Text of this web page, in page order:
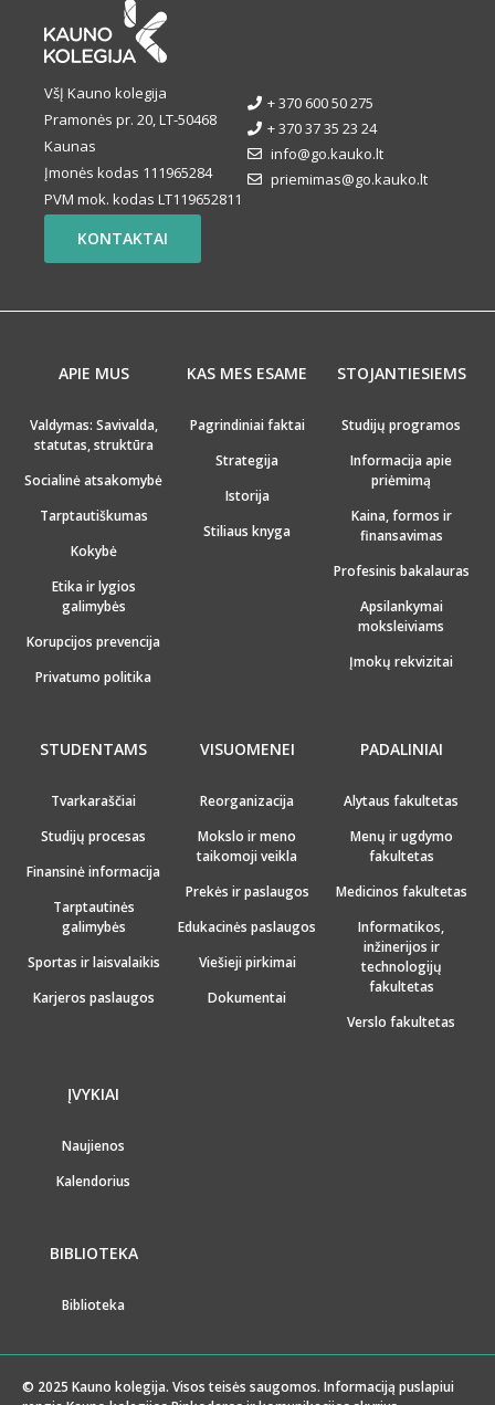
VšĮ Kauno kolegija
Pramonės pr. 20, LT-50468
Kaunas
Įmonės kodas 111965284
PVM mok. kodas LT119652811
+ 370 600 50 275
+ 370 37 35 23 24
info@go.kauko.lt
priemimas@go.kauko.lt
KONTAKTAI
APIE MUS
Valdymas: Savivalda,
statutas, struktūra
Socialinė atsakomybė
Tarptautiškumas
Kokybė
Etika ir lygios
galimybės
Korupcijos prevencija
Privatumo politika
KAS MES ESAME
Pagrindiniai faktai
Strategija
Istorija
Stiliaus knyga
STOJANTIESIEMS
Studijų programos
Informacija apie
priėmimą
Kaina, formos ir
finansavimas
Profesinis bakalauras
Apsilankymai
moksleiviams
Įmokų rekvizitai
STUDENTAMS
Tvarkaraščiai
Studijų procesas
Finansinė informacija
Tarptautinės
galimybės
Sportas ir laisvalaikis
Karjeros paslaugos
VISUOMENEI
Reorganizacija
Mokslo ir meno
taikomoji veikla
Prekės ir paslaugos
Edukacinės paslaugos
Viešieji pirkimai
Dokumentai
PADALINIAI
Alytaus fakultetas
Menų ir ugdymo
fakultetas
Medicinos fakultetas
Informatikos,
inžinerijos ir
technologijų
fakultetas
Verslo fakultetas
ĮVYKIAI
Naujienos
Kalendorius
BIBLIOTEKA
Biblioteka
© 2025 Kauno kolegija. Visos teisės saugomos. Informaciją puslapiui